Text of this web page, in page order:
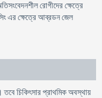
রোগীদের ক্ষেত্রে
এর ক্ষেত্রে আব্রডন জেল
চিকিৎসার প্রাথমিক অবস্থায়